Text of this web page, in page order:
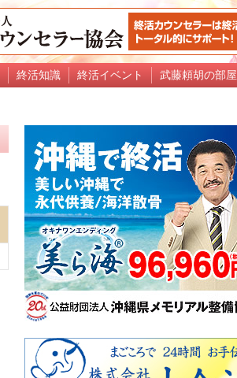
終活知識 終活イベント 武藤頼胡の部屋